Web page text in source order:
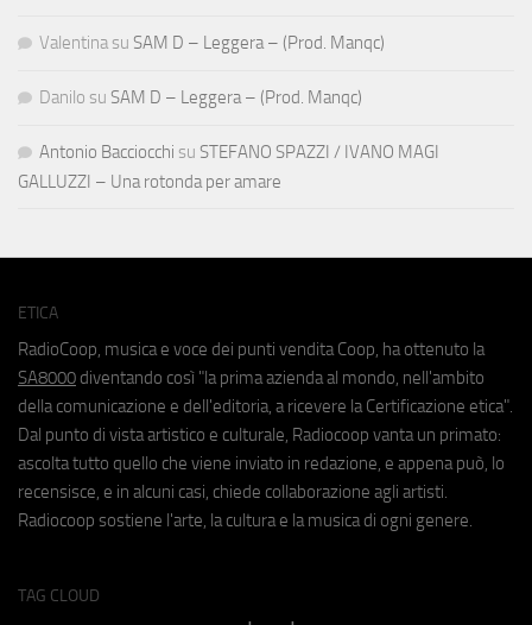
Valentina su SAM D – Leggera – (Prod. Manqc)
Danilo su SAM D – Leggera – (Prod. Manqc)
Antonio Bacciocchi su STEFANO SPAZZI / IVANO MAGI
GALLUZZI – Una rotonda per amare
ETICA
RadioCoop, musica e voce dei punti vendita Coop, ha ottenuto la
SA8000 diventando così "la prima azienda al mondo, nell'ambito
della comunicazione e dell'editoria, a ricevere la Certificazione etica".
Dal punto di vista artistico e culturale, Radiocoop vanta un primato:
ascolta tutto quello che viene inviato in redazione, e appena può, lo
recensisce, e in alcuni casi, chiede collaborazione agli artisti.
Radiocoop sostiene l'arte, la cultura e la musica di ogni genere.
TAG CLOUD